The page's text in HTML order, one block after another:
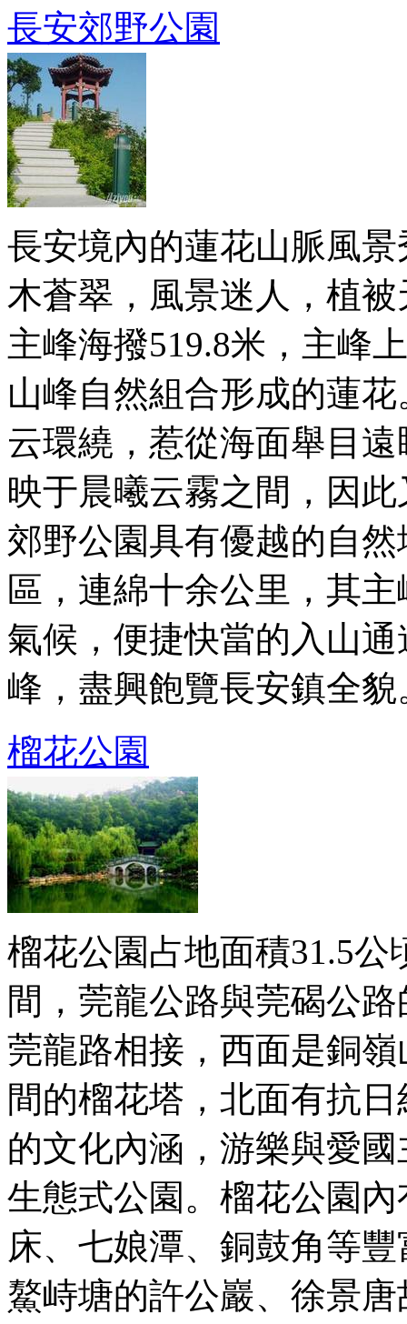
長安郊野公園
長安境內的蓮花山脈風
木蒼翠，風景迷人，植
主峰海撥519.8米，主峰
山峰自然組合形成的蓮
云環繞，惹從海面舉目
映于晨曦云霧之間，因
郊野公園具有優越的自
區，連綿十余公里，其
氣候，便捷快當的入山
峰，盡興飽覽長安鎮全
榴花公園
榴花公園占地面積31.5
間，莞龍公路與莞碣公
莞龍路相接，西面是銅
間的榴花塔，北面有抗
的文化內涵，游樂與愛
生態式公園。榴花公園
床、七娘潭、銅鼓角等
鰲峙塘的許公巖、徐景